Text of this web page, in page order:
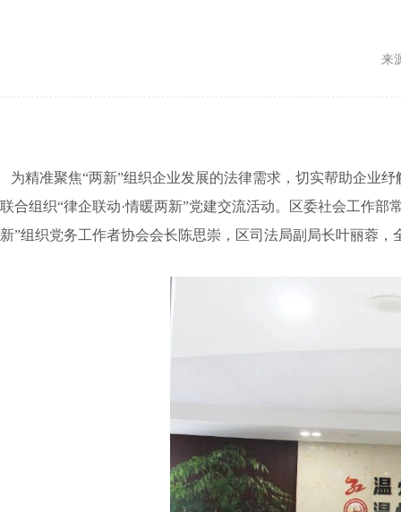
来
为精准聚焦“两新”组织企业发展的法律需求，切实帮助企业
联合组织“律企联动·情暖两新”党建交流活动。区委社会工作
新”组织党务工作者协会会长陈思崇，区司法局副局长叶丽蓉